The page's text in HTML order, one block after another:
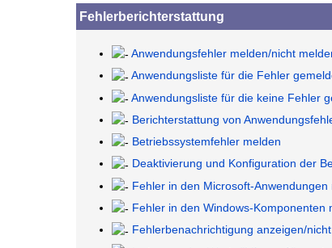
Fehlerberichterstattung
Anwendungsfehler melden/nicht
Anwendungsliste für die Fehler
Anwendungsliste für die keine Fehler
Berichterstattung von
Betriebssystemfehler melden
Deaktivierung und Konfiguration der
Fehler in den Microsoft-Anwendungen
Fehler in den Windows-Komponenten
Fehlerbenachrichtigung anzeigen/